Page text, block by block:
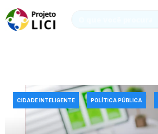
CIDADE INTELIGENTE POLÍTICA PÚBLICA